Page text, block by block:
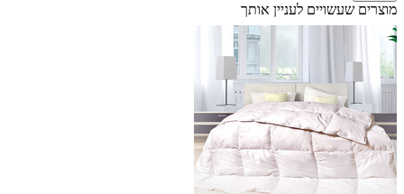
מוצרים שעשויים לעניין אותך